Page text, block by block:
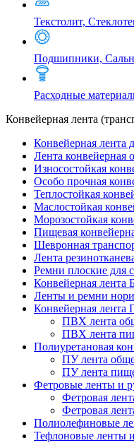
Текстолит,
Подшипники,
Расходные
Конвейерная лента
Конвейерная лента
Лента конвейерная
Износостойкая
Особо прочная
Теплостойкая
Маслостойкая
Морозостойкая
Пищевая
Шевронная
Лента
Ремни плоские для
Конвейерная
Ленты и ремни
Конвейерная
ПВХ лента
ПВХ лента
Полиуретановая
ПУ лента
ПУ лента
Фетровые ленты и
Фетровая
Фетровая
Полиолефиновые
Тефлоновые ленты